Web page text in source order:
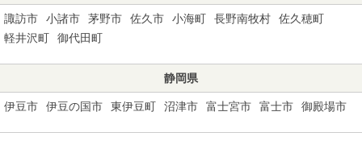
諏訪市 小諸市 茅野市 佐久市 小海町 長野南牧村
佐久穂町
軽井沢町
御代田町
静岡県
伊豆市 伊豆の国市 東伊豆町 沼津市 富士宮市 富士市 御殿場市